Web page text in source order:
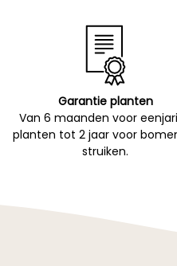
Garantie planten
Van 6 maanden voor
planten tot 2 jaar voor
struiken.